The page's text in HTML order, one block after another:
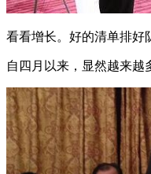
看看增长。好的清单排好
自四月以来，显然越来越